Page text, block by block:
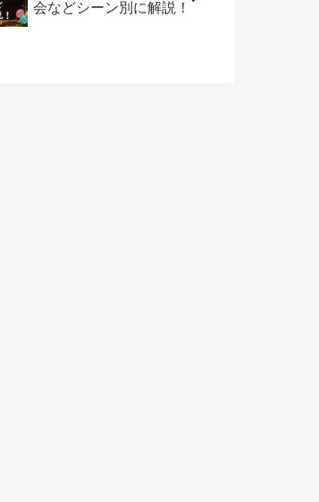
会などシーン別に解説！